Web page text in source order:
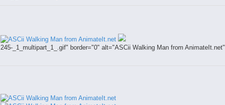
245-_1_multipart_1_.gif" border="0" alt="ASCii Walking Man from AnimateIt.net"